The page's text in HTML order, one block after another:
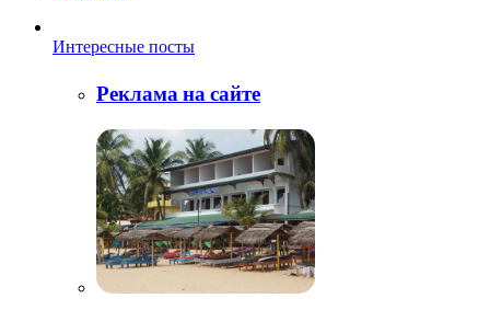
Интересные посты
Реклама на сайте